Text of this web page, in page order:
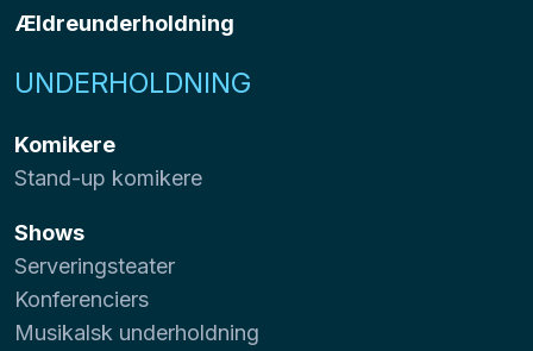
Ældreunderholdning
UNDERHOLDNING
Komikere
Stand-up komikere
Shows
Serveringsteater
Konferenciers
Musikalsk underholdning